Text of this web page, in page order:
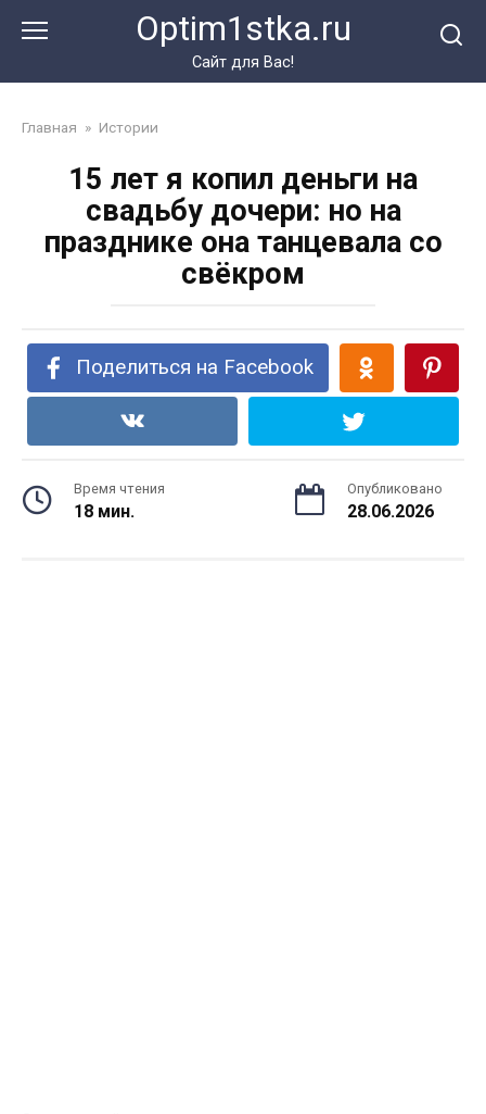
Optim1stka.ru
Сайт для Вас!
Главная » Истории
15 лет я копил деньги на
свадьбу дочери: но на
празднике она танцевала со
свёкром
Поделиться на Facebook
Время чтения
18 мин.
Опубликовано
28.06.2026